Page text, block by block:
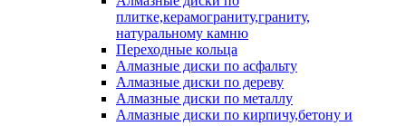
плитке,керамограниту,граниту,
натуральному камню
Переходные кольца
Алмазные диски по асфальту
Алмазные диски по дереву
Алмазные диски по металлу
Алмазные диски по кирпичу,бетону и